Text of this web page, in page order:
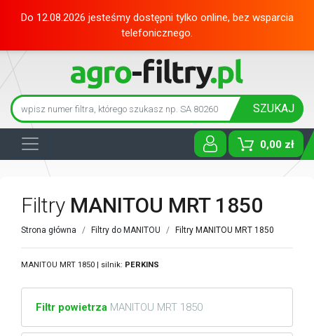
Do 12.08.2026 jesteśmy dostępni tylko online, bez wsparcia
telefonicznego.
SZUKAJ
0,00 zł
Toggle
Filtry MANITOU MRT 1850
Strona główna Filtry do MANITOU Filtry MANITOU MRT 1850
MANITOU MRT 1850 | silnik: PERKINS
Filtr powietrza MANITOU MRT 1850